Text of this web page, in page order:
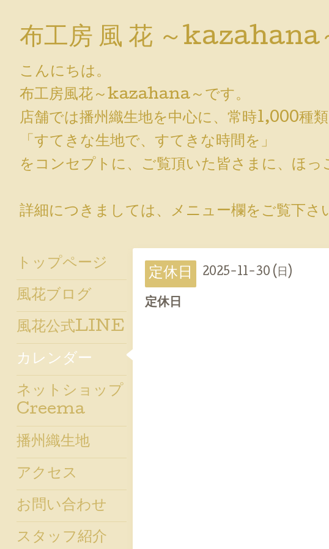
布工房 風 花 ～kazahana
こんにちは。
布工房風花～kazahana～です。
店舗では播州織生地を中心に、常時1,000種
「すてきな生地で、すてきな時間を」
をコンセプトに、ご覧頂いた皆さまに、ほ
詳細につきましては、メニュー欄をご覧
定休日 2025-11-30 (日)
定休日
トップページ
風花ブログ
風花公式LINE
カレンダー
ネットショップ
Creema
播州織生地
アクセス
お問い合わせ
スタッフ紹介